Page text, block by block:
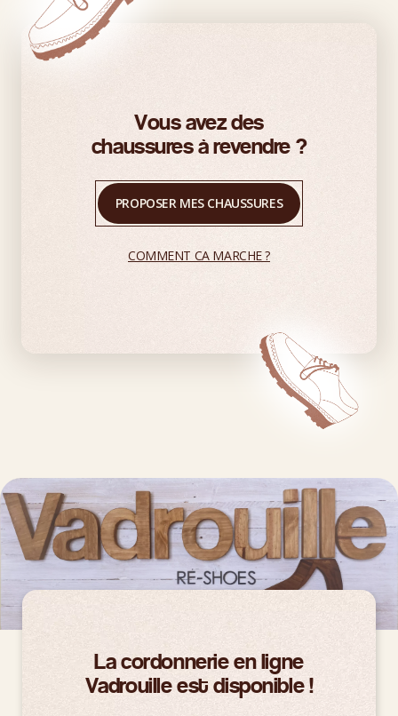
Vous avez des
chaussures à revendre ?
PROPOSER MES CHAUSSURES
COMMENT CA MARCHE ?
La cordonnerie en ligne
Vadrouille est disponible !